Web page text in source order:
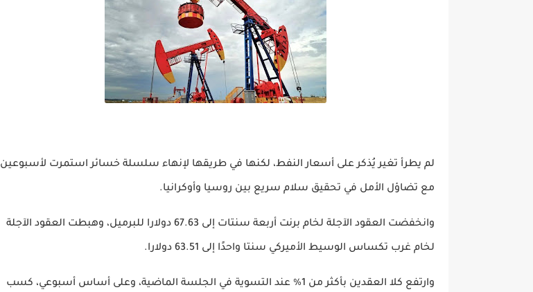
لم يطرأ تغير يُذكر على أسعار النفط، لكنها في طريقها لإنهاء سلسلة خسائر استمرت لأسبوعين
مع تضاؤل الأمل في تحقيق سلام سريع بين روسيا وأوكرانيا.
وانخفضت العقود الآجلة لخام برنت أربعة سنتات إلى 67.63 دولارا للبرميل، وهبطت العقود الآجلة
لخام غرب تكساس الوسيط الأميركي سنتا واحدًا إلى 63.51 دولارا .
وارتفع كلا العقدين بأكثر من 1% عند التسوية في الجلسة الماضية، وعلى أساس أسبوعي، كسب